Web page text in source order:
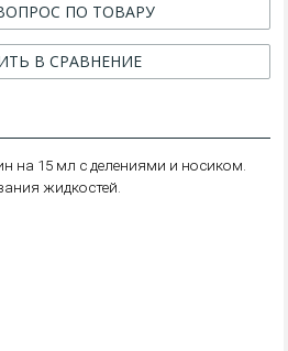
ПО ТОВАРУ
В СРАВНЕНИЕ
на 15 мл с делениями и носиком.
жидкостей.